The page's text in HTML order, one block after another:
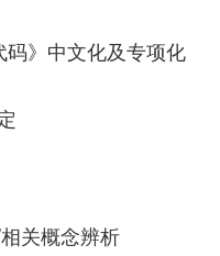
码》中文化及专项化
关概念辨析